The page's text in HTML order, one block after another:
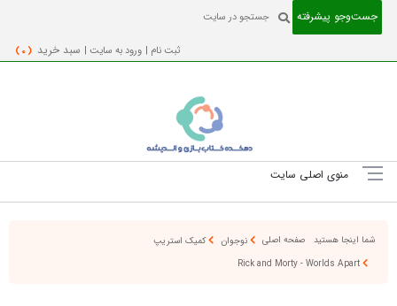
جست‌و‌جو پیشرفته
ثبت نام | ورود به سایت | سبد خرید ( 0 )
منوی اصلی سایت
شما اینجا هستید صفحه اصلی نوجوان
کمیک استریپ